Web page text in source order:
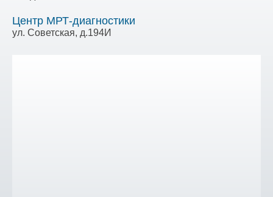
Центр МРТ-диагностики
ул. Советская, д.194И